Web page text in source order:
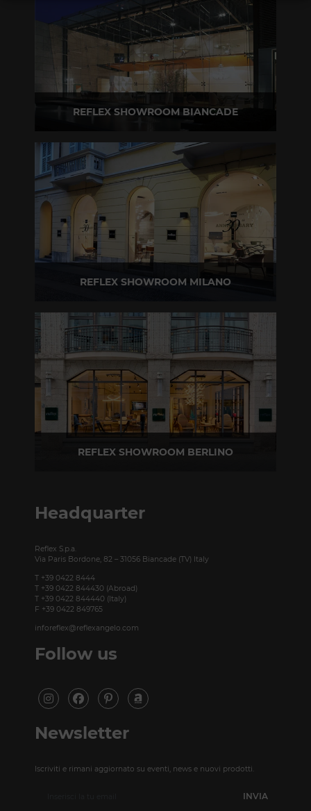
REFLEX SHOWROOM BIANCADE
T +39 0422 849201
REFLEX SHOWROOM MILANO
T +39 02 80582955
REFLEX SHOWROOM BERLINO
Headquarter
Reflex S.p.a.
Via Paris Bordone, 82 – 31056 Biancade (TV) Italy
T +39 0422 8444
T +39 0422 844430 (Abroad)
T +39 0422 844440 (Italy)
F +39 0422 849765
inforeflex@reflexangelo.com
Follow us
Newsletter
Iscriviti e rimani aggiornato su eventi, news e nuovi prodotti.